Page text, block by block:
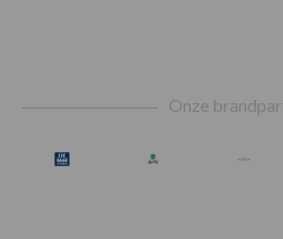
Onze